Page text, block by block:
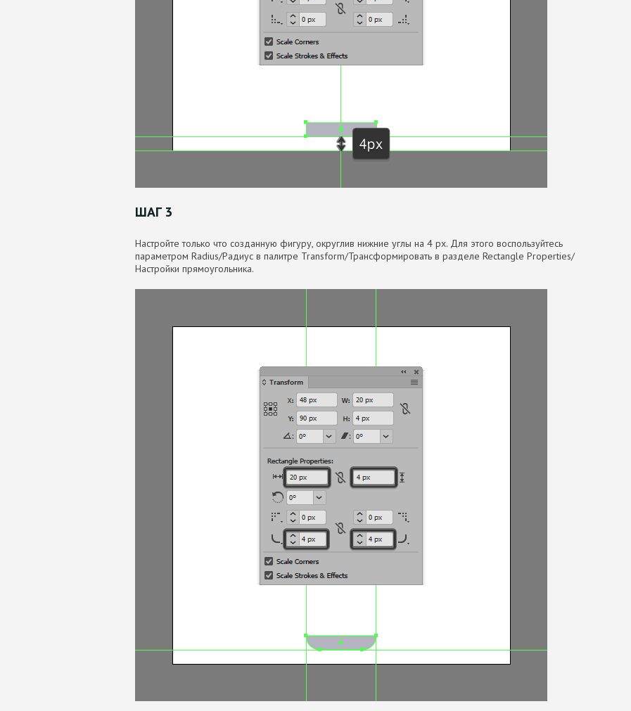
ШАГ 3
Настройте только что созданную фигуру, округлив нижние углы на 4 px. Для этого воспользуйтесь
параметром Radius/Радиус в палитре Transform/Трансформировать в разделе Rectangle Properties/
Настройки прямоугольника.